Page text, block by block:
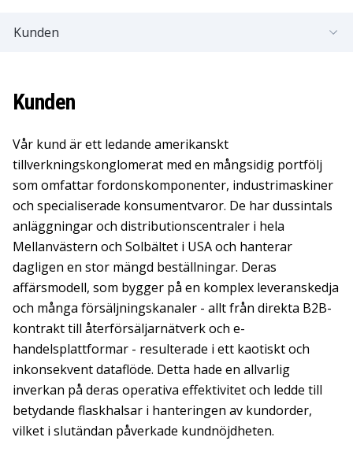
Kunden
Kunden
Vår kund är ett ledande amerikanskt
tillverkningskonglomerat med en mångsidig portfölj
som omfattar fordonskomponenter, industrimaskiner
och specialiserade konsumentvaror. De har dussintals
anläggningar och distributionscentraler i hela
Mellanvästern och Solbältet i USA och hanterar
dagligen en stor mängd beställningar. Deras
affärsmodell, som bygger på en komplex leveranskedja
och många försäljningskanaler - allt från direkta B2B-
kontrakt till återförsäljarnätverk och e-
handelsplattformar - resulterade i ett kaotiskt och
inkonsekvent dataflöde. Detta hade en allvarlig
inverkan på deras operativa effektivitet och ledde till
betydande flaskhalsar i hanteringen av kundorder,
vilket i slutändan påverkade kundnöjdheten.